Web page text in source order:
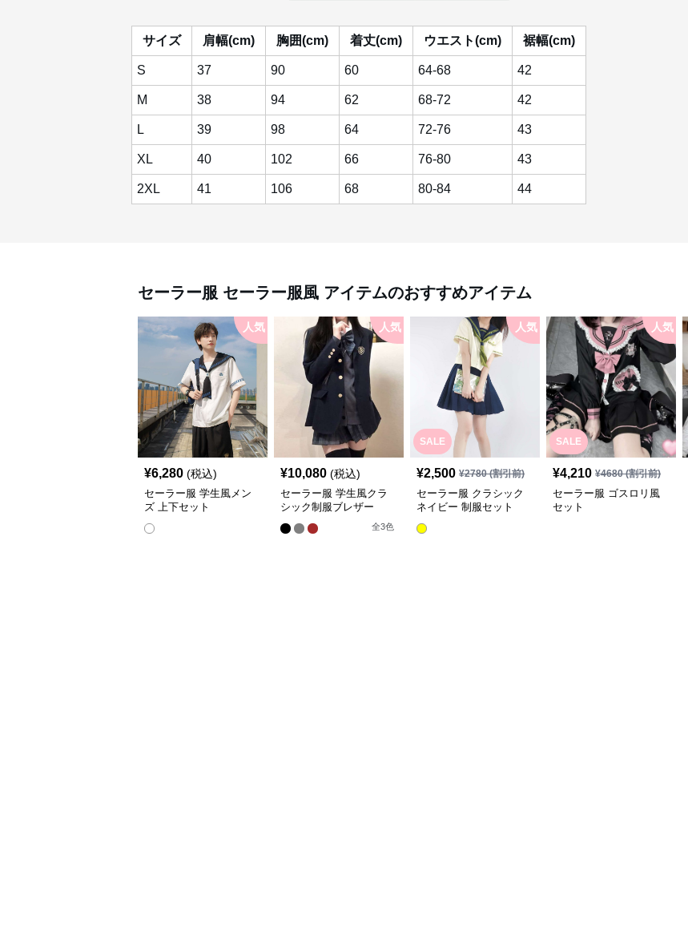
サイズ 肩幅(cm) 胸囲(cm) 着丈(cm) ウエスト(cm) 裾幅(cm)
S 37 90 60 64-68 42
M 38 94 62 68-72 42
L 39 98 64 72-76 43
XL 40 102 66 76-80 43
2XL 41 106 68 80-84 44
セーラー服 セーラー服風 アイテムのおすすめアイテム
人気
¥6,280 (税込)
セーラー服 学生風メン
ズ 上下セット
人気
¥10,080 (税込)
セーラー服 学生風クラ
シック制服ブレザー
全3色
SALE
人気
¥2,500 ¥2780(割引前)
セーラー服 クラシック
ネイビー 制服セット
SALE
人気
¥4,210 ¥4680(割引前)
セーラー服 ゴスロリ風
セット